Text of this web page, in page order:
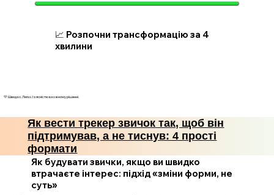
📈 Розпочни трансформацію за 4
хвилини
💛 Швидко. Легко. І з ясністю в кожному рішенні.
Як вести трекер звичок так, щоб він
підтримував, а не тиснув: 4 прості
формати
Як будувати звички, якщо ви швидко
втрачаєте інтерес: підхід «зміни форми, не
суть»